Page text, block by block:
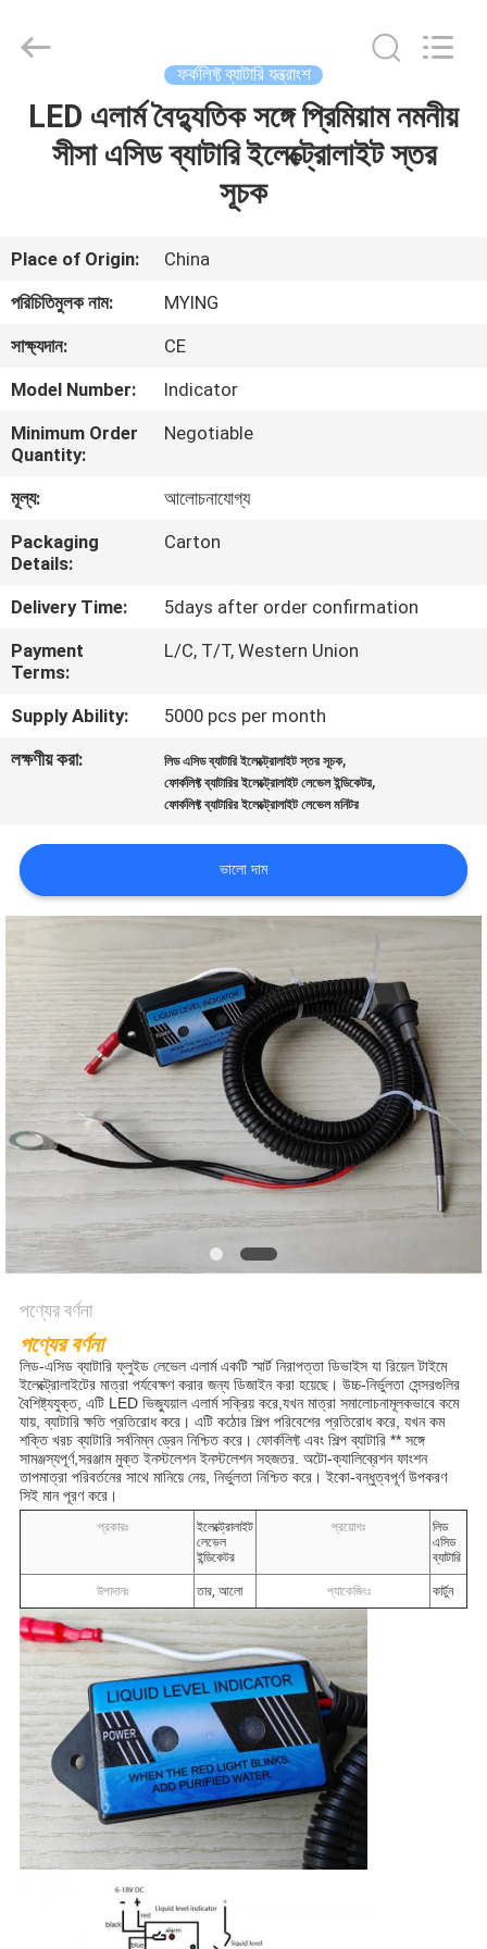
বাড়ি
আমাদের
সম্পর্কে
কারখানা
ভ্রমণ
মান
নিয়ন্ত্রণ
আমাদের
সাথে
যোগাযোগ
খবর
সাইট
ম্যাপ
নীতি
CO.,LIMITED.
ফর্কলিফ্ট ব্যাটারি যন্ত্রাংশ
LED এলার্ম বৈদ্যুতিক সঙ্গে প্রিমিয়াম নমনীয়
সীসা এসিড ব্যাটারি ইলেক্ট্রোলাইট স্তর
সূচক
Place of Origin:
China
পরিচিতিমুলক নাম:
MYING
সাক্ষ্যদান:
CE
Model Number:
Indicator
Minimum Order
Quantity:
Negotiable
মূল্য:
আলোচনাযোগ্য
Packaging
Details:
Carton
Delivery Time:
5days after order confirmation
Payment
Terms:
L/C, T/T, Western Union
Supply Ability:
5000 pcs per month
লক্ষণীয় করা:
লিড এসিড ব্যাটারি ইলেক্ট্রোলাইট স্তর সূচক,
ফোর্কলিফ্ট ব্যাটারির ইলেক্ট্রোলাইট লেভেল ইন্ডিকেটর,
ফোর্কলিফ্ট ব্যাটারির ইলেক্ট্রোলাইট লেভেল মনিটর
ভালো দাম
পণ্যের বর্ণনা
পণ্যের বর্ণনা
লিড-এসিড ব্যাটারি ফ্লুইড লেভেল এলার্ম একটি স্মার্ট নিরাপত্তা ডিভাইস যা রিয়েল টাইমে
ইলেক্ট্রোলাইটের মাত্রা পর্যবেক্ষণ করার জন্য ডিজাইন করা হয়েছে। উচ্চ-নির্ভুলতা সেন্সরগুলির
বৈশিষ্ট্যযুক্ত, এটি LED ভিজ্যুয়াল এলার্ম সক্রিয় করে,যখন মাত্রা সমালোচনামূলকভাবে কমে
যায়, ব্যাটারি ক্ষতি প্রতিরোধ করে। এটি কঠোর শিল্প পরিবেশের প্রতিরোধ করে, যখন কম
শক্তি খরচ ব্যাটারি সর্বনিম্ন ড্রেন নিশ্চিত করে। ফোর্কলিফ্ট এবং শিল্প ব্যাটারি ** সঙ্গে
সামঞ্জস্যপূর্ণ,সরঞ্জাম মুক্ত ইনস্টলেশন ইনস্টলেশন সহজতর. অটো-ক্যালিব্রেশন ফাংশন
তাপমাত্রা পরিবর্তনের সাথে মানিয়ে নেয়, নির্ভুলতা নিশ্চিত করে। ইকো-বন্ধুত্বপূর্ণ উপকরণ
সিই মান পূরণ করে।
প্রকারঃ
ইলেক্ট্রোলাইট
লেভেল
ইন্ডিকেটর
প্রয়োগঃ
লিড
এসিড
ব্যাটারি
উপাদানঃ তার, আলো প্যাকেজিংঃ কার্টুন